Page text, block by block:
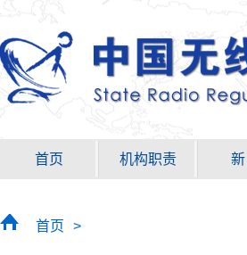
首页 机构职责 新
首页 >